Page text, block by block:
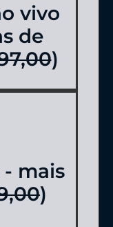
vivo
de
)
- mais
)